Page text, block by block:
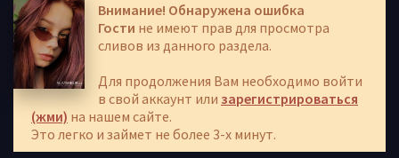
Внимание! Обнаружена ошибка
Гости не имеют прав для просмотра
сливов из данного раздела.
Для продолжения Вам необходимо войти
в свой аккаунт или зарегистрироваться
(жми) на нашем сайте.
Это легко и займет не более 3-х минут.